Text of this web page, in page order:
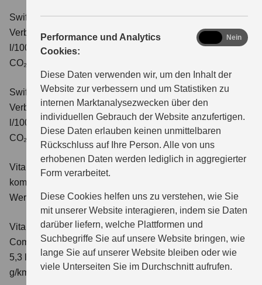
Performance und Analytics
Cookies:
Diese Daten verwenden wir, um den Inhalt der
Website zur verbessern und um Statistiken zu
internen Marktanalysezwecken über den
individuellen Gebrauch der Website anzufertigen.
Diese Daten erlauben keinen unmittelbaren
Rückschluss auf Ihre Person. Alle von uns
erhobenen Daten werden lediglich in aggregierter
Form verarbeitet.
Diese Cookies helfen uns zu verstehen, wie Sie
mit unserer Website interagieren, indem sie Daten
darüber liefern, welche Plattformen und
Suchbegriffe Sie auf unsere Website bringen, wie
lange Sie auf unserer Website bleiben oder wie
viele Unterseiten Sie im Durchschnitt aufrufen.
analyticsNein
Swift 1.2 DUALJET HYBRID CVT Comfort+
Verbrauchswerte: kombinierter Energieverbrauch 4,7
l/100km; kombinierter Wert der CO₂-Emission: 106 g/km;
CO₂-Klasse: C.
Swift 1.2 DUALJET HYBRID ALLGRIP Comfort+
Verbrauchswerte: kombinierter Energieverbrauch 4,9
l/100km; kombinierter Wert der CO₂-Emission: 110 g/km;
CO₂-Klasse: C.
Vitara 1.4 BOOSTERJET HYBRID Club
Verbrauchswerte:
kombinierter Energieverbrauch 5,3 l/100km; kombinierter
Wert der CO₂-Emission: 119 g/km; CO₂-Klasse: D
Vitara 1.4 BOOSTERJET HYBRID
ComfortVerbrauchswerte: kombinierter Energieverbrauch
5,3 l/100km; kombinierter Wert der CO₂-Emission: 119
g/km; CO₂-Klasse: D